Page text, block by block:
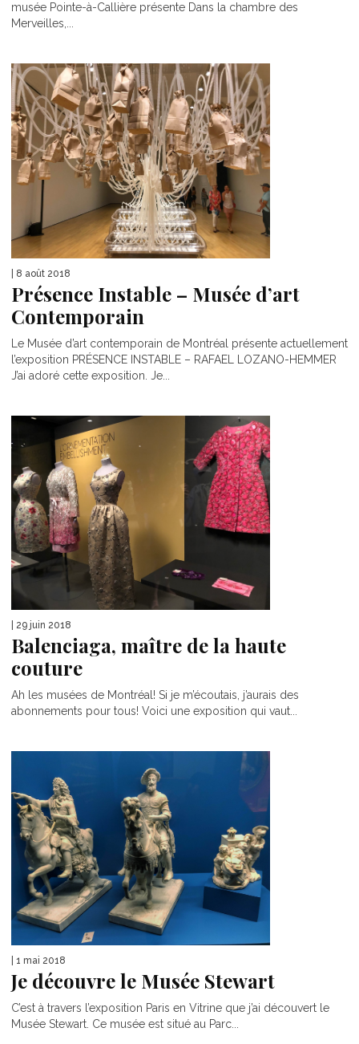
musée Pointe-à-Callière présente Dans la chambre des
Merveilles,...
| 8 août 2018
Présence Instable – Musée d’art
Contemporain
Le Musée d’art contemporain de Montréal présente actuellement
l’exposition PRÉSENCE INSTABLE – RAFAEL LOZANO-HEMMER
J’ai adoré cette exposition. Je...
| 29 juin 2018
Balenciaga, maître de la haute
couture
Ah les musées de Montréal! Si je m’écoutais, j’aurais des
abonnements pour tous! Voici une exposition qui vaut...
| 1 mai 2018
Je découvre le Musée Stewart
C’est à travers l’exposition Paris en Vitrine que j’ai découvert le
Musée Stewart. Ce musée est situé au Parc...